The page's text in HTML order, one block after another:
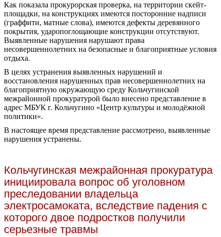
Как показала прокурорская проверка, на территории скейт-
площадки, на конструкциях имеются посторонние надписи
(граффити, матные слова), имеются дефекты деревянного
покрытия, ударопоглощающие конструкции отсутствуют.
Выявленные нарушения нарушают права
несовершеннолетних на безопасные и благоприятные условия
отдыха.
В целях устранения выявленных нарушений и
восстановления нарушенных прав несовершеннолетних на
благоприятную окружающую среду Кольчугинской
межрайонной прокуратурой было внесено представление в
адрес МБУК г. Кольчугино «Центр культуры и молодёжной
политики».
В настоящее время представление рассмотрено, выявленные
нарушения устранены.
Кольчугинская межрайонная прокуратура
инициировала вопрос об уголовном
преследовании владельца
электросамоката, вследствие падения с
которого двое подростков получили
серьезные травмы